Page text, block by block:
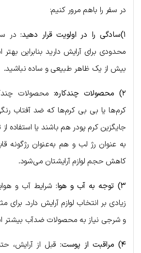
در سفر را باهم مرور کنیم:
۱)سادگی را در اولویت قرار دهید:
در
محدودی برای آرایش دارید بنابراین
بیش از یک ظاهر طبیعی و ساده نباشید.
۲) محصولات چندکاره:
محصولات
کرم‌ها یا بی بی کرم‌ها که ضد آفتاب
جایگزین کرم پودر هم باشند یا استفاده
به عنوان رژ لب و هم به‌عنوان رژگونه
کاهش حجم لوازم آرایشتان می‌شود.
۳) توجه به آب و هوا:
شرایط آب و
زیادی بر انتخاب لوازم آرایش دارد.
و شرجی نیاز به محصولات ضدآب بیشتر
۴) مراقبت از پوست:
قبل از آرایش،